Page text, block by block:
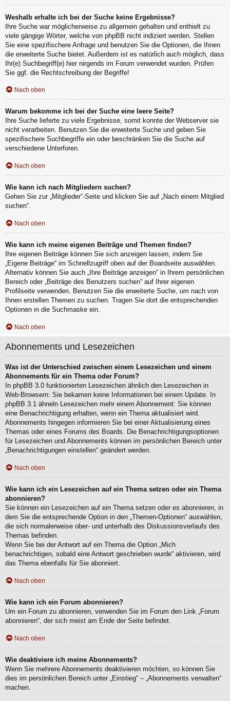
Weshalb erhalte ich bei der Suche keine Ergebnisse?
Ihre Suche war möglicherweise zu allgemein gehalten und enthielt zu
viele gängige Wörter, welche von phpBB nicht indiziert werden. Stellen
Sie eine spezifischere Anfrage und benutzen Sie die Optionen, die Ihnen
die erweiterte Suche bietet. Außerdem ist es natürlich auch möglich, dass
Ihr(e) Suchbegriff(e) hier nirgends im Forum verwendet wurden. Prüfen
Sie ggf. die Rechtschreibung der Begriffe!
Nach oben
Warum bekomme ich bei der Suche eine leere Seite?
Ihre Suche lieferte zu viele Ergebnisse, somit konnte der Webserver sie
nicht verarbeiten. Benutzen Sie die erweiterte Suche und geben Sie
spezifischere Suchbegriffe ein oder beschränken Sie die Suche auf
verschiedene Unterforen.
Nach oben
Wie kann ich nach Mitgliedern suchen?
Gehen Sie zur „Mitglieder“-Seite und klicken Sie auf „Nach einem Mitglied
suchen“.
Nach oben
Wie kann ich meine eigenen Beiträge und Themen finden?
Ihre eigenen Beiträge können Sie sich anzeigen lassen, indem Sie
„Eigene Beiträge“ im Schnellzugriff oben auf der Boardseite auswählen.
Alternativ können Sie auch „Ihre Beiträge anzeigen“ in Ihrem persönlichen
Bereich oder „Beiträge des Benutzers suchen“ auf Ihrer eigenen
Profilseite verwenden. Benutzen Sie die erweiterte Suche, um nach von
Ihnen erstellen Themen zu suchen. Tragen Sie dort die entsprechenden
Optionen in die Suchmaske ein.
Nach oben
Abonnements und Lesezeichen
Was ist der Unterschied zwischen einem Lesezeichen und einem
Abonnements für ein Thema oder Forum?
In phpBB 3.0 funktionierten Lesezeichen ähnlich den Lesezeichen in
Web-Browsern: Sie bekamen keine Informationen bei einem Update. In
phpBB 3.1 ähneln Lesezeichen mehr einem Abonnement: Sie können
eine Benachrichtigung erhalten, wenn ein Thema aktualisiert wird.
Abonnements hingegen informieren Sie bei einer Aktualisierung eines
Themas oder eines Forums des Boards. Die Benachrichtigungsoptionen
für Lesezeichen und Abonnements können im persönlichen Bereich unter
„Benachrichtigungen einstellen“ geändert werden.
Nach oben
Wie kann ich ein Lesezeichen auf ein Thema setzen oder ein Thema
abonnieren?
Sie können ein Lesezeichen auf ein Thema setzen oder es abonnieren, in
dem Sie die entsprechende Option in den „Themen-Optionen“ auswählen,
die sich normalerweise ober- und unterhalb des Diskussionsverlaufs des
Themas befinden.
Wenn Sie bei der Antwort auf ein Thema die Option „Mich
benachrichtigen, sobald eine Antwort geschrieben wurde“ aktivieren, wird
das Thema ebenfalls für Sie abonniert.
Nach oben
Wie kann ich ein Forum abonnieren?
Um ein Forum zu abonnieren, verwenden Sie im Forum den Link „Forum
abonnieren“, der sich meist am Ende der Seite befindet.
Nach oben
Wie deaktiviere ich meine Abonnements?
Wenn Sie mehrere Abonnements deaktivieren möchten, so können Sie
dies im persönlichen Bereich unter „Einstieg“ – „Abonnements verwalten“
machen.